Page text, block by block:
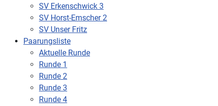
SV Erkenschwick 3
SV Horst-Emscher 2
SV Unser Fritz
Paarungsliste
Aktuelle Runde
Runde 1
Runde 2
Runde 3
Runde 4